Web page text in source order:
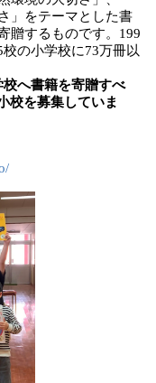
」をテーマとした書
贈するものです。199
の小学校に73万冊以
へ書籍を寄贈すべ
校を募集していま